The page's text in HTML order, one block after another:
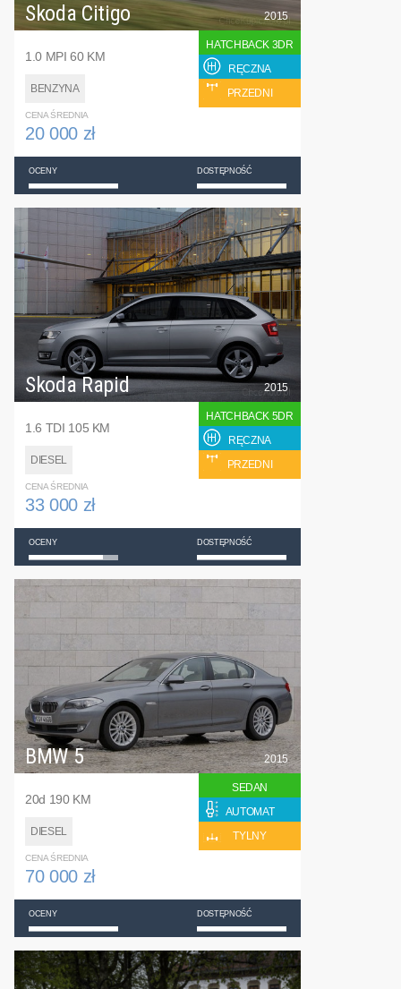
Skoda Citigo
1.0 MPI 60 KM
BENZYNA
2015
HATCHBACK 3DR
RĘCZNA
PRZEDNI
CENA ŚREDNIA
20 000 zł
OCENY DOSTĘPNOŚĆ
Skoda Rapid
1.6 TDI 105 KM
DIESEL
2015
HATCHBACK 5DR
RĘCZNA
PRZEDNI
CENA ŚREDNIA
33 000 zł
OCENY DOSTĘPNOŚĆ
BMW 5
20d 190 KM
DIESEL
2015
SEDAN
AUTOMAT
TYLNY
CENA ŚREDNIA
70 000 zł
OCENY DOSTĘPNOŚĆ